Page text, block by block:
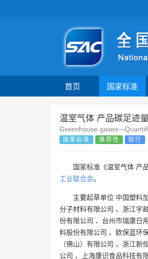
首页 国家标准
温室气体 产品碳足迹
Greenhouse
国家标准 推荐性 现行
国家标准《温室气体 产
工业联合会。
主要起草单位 中国塑料
分子材料有限公司 、 浙江宇
份有限公司 、 台州市瑞康日
料股份有限公司 、 欧保蓝环
（佛山）有限公司 、 浙江新
公司 、 上海康识食品科技有